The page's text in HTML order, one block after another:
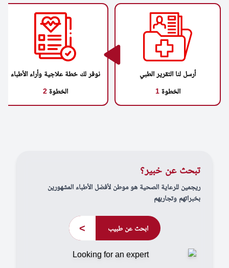
أرسل لنا التقرير الطبي
الخطوة1
نوفر لك خطة علاجية وأراء الأطباء
الخطوة2
تبحث عن خبير؟
ريجمين للرعاية الصحية هو موطن لأفضل الأطباء المشهورين
بخبراتهم وتجاربهم
ابحث عن طبيب >